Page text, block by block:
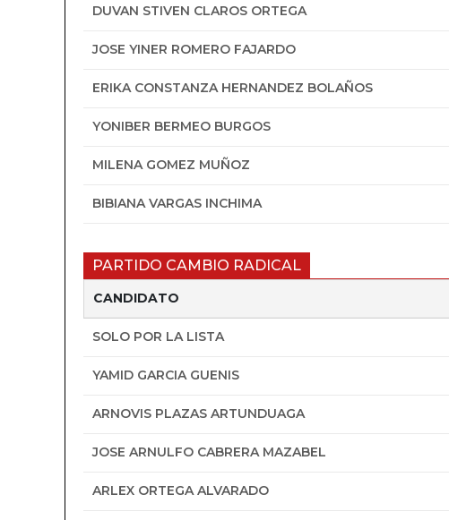
DUVAN STIVEN CLAROS ORTEGA
JOSE YINER ROMERO FAJARDO
ERIKA CONSTANZA HERNANDEZ BOLAÑOS
YONIBER BERMEO BURGOS
MILENA GOMEZ MUÑOZ
BIBIANA VARGAS INCHIMA
PARTIDO CAMBIO RADICAL
CANDIDATO
SOLO POR LA LISTA
YAMID GARCIA GUENIS
ARNOVIS PLAZAS ARTUNDUAGA
JOSE ARNULFO CABRERA MAZABEL
ARLEX ORTEGA ALVARADO